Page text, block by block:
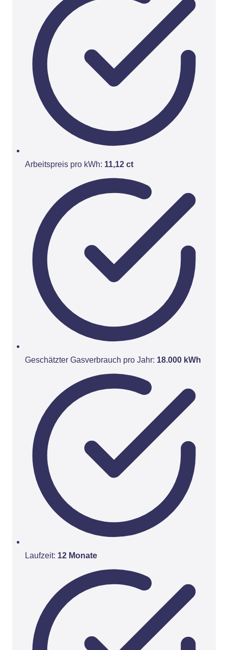
Arbeitspreis pro kWh: 11,12 ct
Geschätzter Gasverbrauch pro Jahr: 18.000 kWh
Laufzeit: 12 Monate